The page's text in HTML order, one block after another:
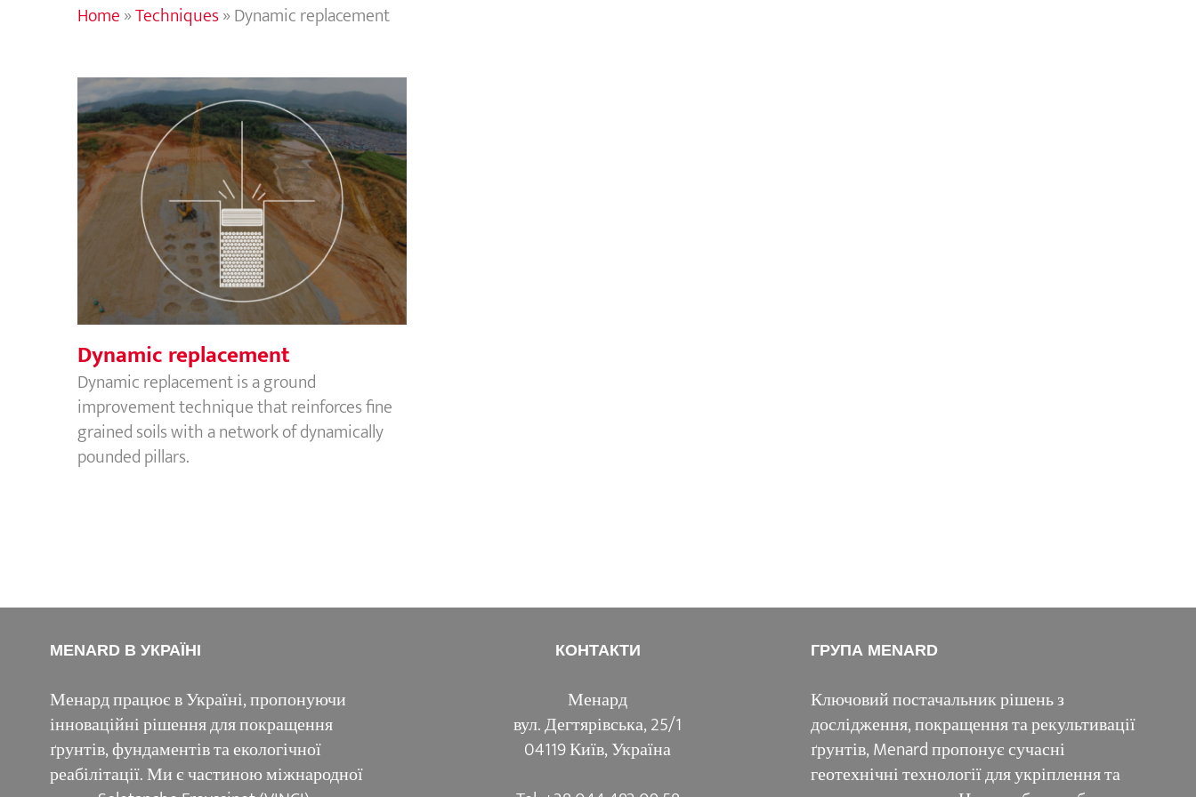
Home»Techniques»Dynamic replacement
Dynamic replacement
Dynamic replacement
Dynamic replacement is a ground
improvement technique that reinforces fine
grained soils with a network of dynamically
pounded pillars.
MENARD В УКРАЇНІ
Менард працює в Україні, пропонуючи
інноваційні рішення для покращення
ґрунтів, фундаментів та екологічної
реабілітації. Ми є частиною міжнародної
КОНТАКТИ
Менард
вул. Дегтярівська, 25/1
04119 Київ, Україна
ГРУПА MENARD
Ключовий постачальник рішень з
дослідження, покращення та рекультивації
ґрунтів, Menard пропонує сучасні
геотехнічні технології для укріплення та